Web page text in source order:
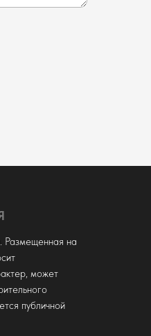
Размещенная на
может
публичной